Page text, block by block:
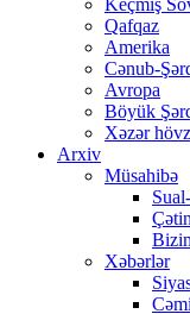
Keçmiş
Qafqaz
Amerika
Cənub-
Avropa
Böyük
Xəzər
Arxiv
Müsahibə
Xəbərlər